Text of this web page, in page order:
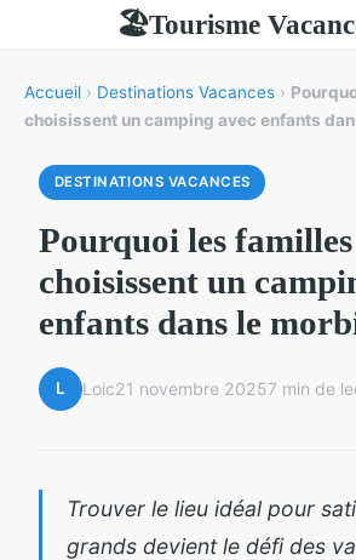
🏖Tourisme
Accueil › Destinations Vacances ›
choisissent un camping avec enfants
DESTINATIONS VACANCES
Pourquoi les familles
choisissent un
enfants dans le
L Loic21 novembre 20257 min de
Trouver le lieu idéal pour
grands devient le défi des